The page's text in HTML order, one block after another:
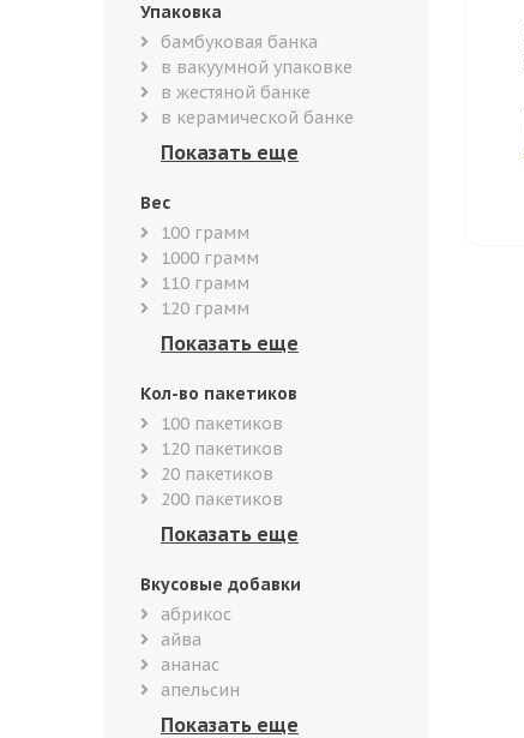
Упаковка
бамбуковая банка
в вакуумной упаковке
в жестяной банке
в керамической банке
Вес
100 грамм
1000 грамм
110 грамм
120 грамм
Кол-во пакетиков
100 пакетиков
120 пакетиков
20 пакетиков
200 пакетиков
Вкусовые добавки
абрикос
айва
ананас
апельсин